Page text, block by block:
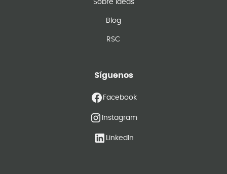
Sobre Ideas
Blog
RSC
Síguenos
Facebook
Instagram
LinkedIn